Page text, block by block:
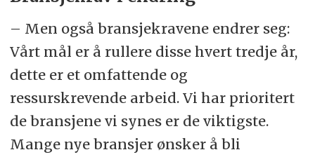
– Men også bransjekravene endrer seg:
Vårt mål er å rullere disse hvert tredje år,
dette er et omfattende og
ressurskrevende arbeid. Vi har prioritert
de bransjene vi synes er de viktigste.
Mange nye bransjer ønsker å bli